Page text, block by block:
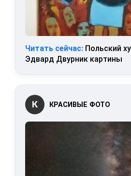
Читать сейчас: Польский
Эдвард Двурник картины
К КРАСИВЫЕ ФОТО